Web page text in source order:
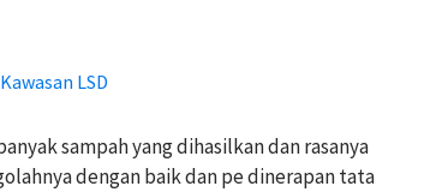
LSD
sampah yang dihasilkan dan rasanya
dengan baik dan pe dinerapan tata